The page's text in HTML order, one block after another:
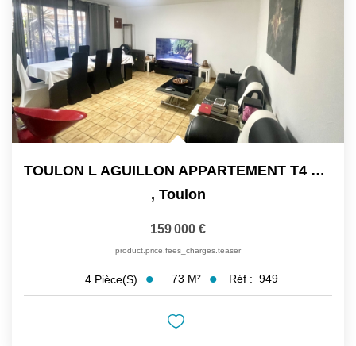
TOULON L AGUILLON APPARTEMENT T4 TRAVERSANT DE 73M² 3...
, Toulon
159 000 €
product.price.fees_charges.teaser
4 Pièce(s) 73 M² Réf : 949